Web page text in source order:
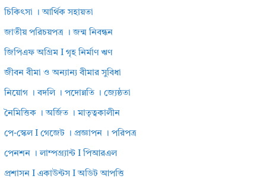
চিকিৎসা । আর্থিক সহায়তা
জাতীয় পরিচয়পত্র । জন্ম নিবন্ধন
জিপিএফ অগ্রিম I গৃহ নির্মাণ ঋণ
জীবন বীমা ও অন্যান্য বীমার সুবিধা
নিয়োগ । বদলি । পদোন্নতি । জ্যেষ্ঠতা
নৈমিত্তিক । অর্জিত । মাতৃত্বকালীন
পে-স্কেল I গেজেট । প্রজ্ঞাপন । পরিপত্র
পেনশন । লাম্পগ্র্যান্ট I পিআরএল
প্রশাসন I একাউন্টস I অডিট আপত্তি